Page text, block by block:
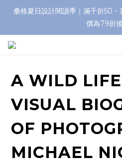
桑格夏日設計閱讀季｜滿千折50
價為79折
A WILD
VISUAL
OF
MICHAEL